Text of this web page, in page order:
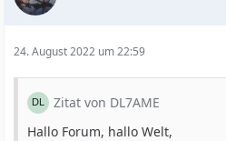
24. August 2022 um 22:59
Zitat von DL7AME
Hallo Forum, hallo Welt,